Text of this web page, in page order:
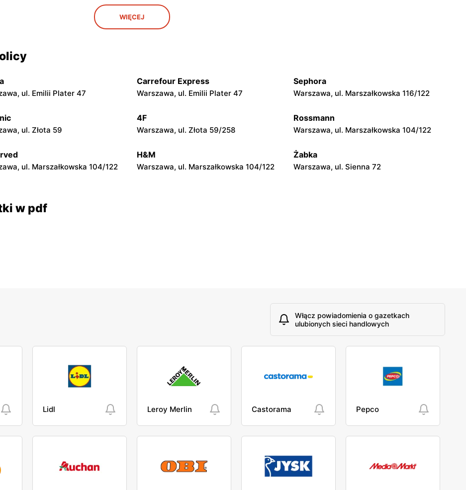
nad Pilicą, ul. Przemysłowa 3
Stokrotka Market
Mogielnica, ul. Mostowa 19A
ul. Zadębie 13
Market Stokrotka Market Stokrotka Market
Market Stokrotka Market
Kłobukowskiego 6
Stokrotka Market
WIĘCEJ
ul. Emilii Plater 47
Carrefour Express
Warszawa, ul. Emilii Plater 47
Sephora
Warszawa, ul. Marszałkowska 116/122
ul. Złota 59
4F
Warszawa, ul. Złota 59/258
Rossmann
Warszawa, ul. Marszałkowska 104/122
ul. Marszałkowska 104/122
H&M
Warszawa, ul. Marszałkowska 104/122
Żabka
Warszawa, ul. Sienna 72
w pdf
Włącz powiadomienia o gazetkach
ulubionych sieci handlowych
Lidl Leroy Merlin Castorama Pepco